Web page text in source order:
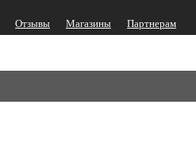
Отзывы Магазины Партнерам